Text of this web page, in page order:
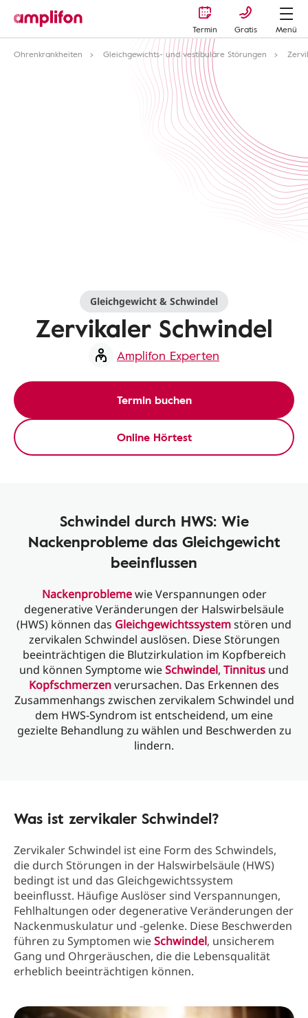
Termin Gratis
Menü
Ohrenkrankheiten
Gleichgewichts- und vestibuläre Störungen
Gleichgewicht & Schwindel
Zervikaler Schwindel
Amplifon Experten
Termin buchen
Online Hörtest
Schwindel durch HWS: Wie
Nackenprobleme das Gleichgewicht
beeinflussen
Nackenproblemewie Verspannungen oder
degenerative Veränderungen der Halswirbelsäule
(HWS) können das Gleichgewichtssystemstören und
zervikalen Schwindel auslösen. Diese Störungen
beeinträchtigen die Blutzirkulation im Kopfbereich
und können Symptome wieSchwindel, Tinnitus und
Kopfschmerzenverursachen. Das Erkennen des
Zusammenhangs zwischen zervikalem Schwindel und
dem HWS-Syndrom ist entscheidend, um eine
gezielte Behandlung zu wählen und Beschwerden zu
lindern.
Was ist zervikaler Schwindel?
Zervikaler Schwindel ist eine Form des Schwindels,
die durch Störungen in der Halswirbelsäule (HWS)
bedingt ist und das Gleichgewichtssystem
beeinflusst. Häufige Auslöser sind Verspannungen,
Fehlhaltungen oder degenerative Veränderungen der
Nackenmuskulatur und -gelenke. Diese Beschwerden
führen zu Symptomen wieSchwindel, unsicherem
Gang und Ohrgeräuschen, die die Lebensqualität
erheblich beeinträchtigen können.